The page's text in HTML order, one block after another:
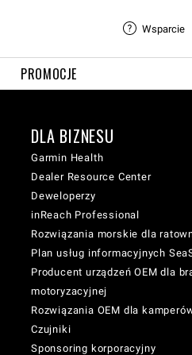
PROMOCJE
Wsparcie
DLA BIZNESU
Garmin Health
Dealer Resource Center
Deweloperzy
inReach Professional
Rozwiązania morskie dla
Plan usług informacyjnych
Producent urządzeń OEM dla
motoryzacyjnej
Rozwiązania OEM dla
Czujniki
Sponsoring korporacyjny